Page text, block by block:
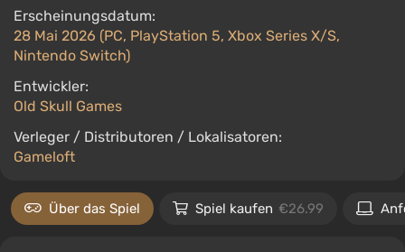
Erscheinungsdatum:
28 Mai 2026 (PC, PlayStation 5, Xbox Series X/S,
Nintendo Switch)
Entwickler:
Old Skull Games
Verleger / Distributoren / Lokalisatoren:
Gameloft
Über das Spiel Spiel kaufen €26.99